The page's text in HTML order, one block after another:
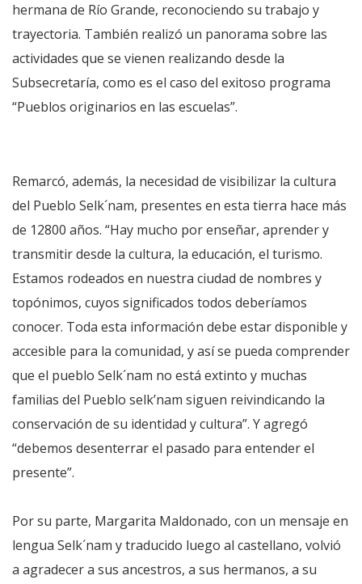
hermana de Río Grande, reconociendo su trabajo y
trayectoria. También realizó un panorama sobre las
actividades que se vienen realizando desde la
Subsecretaría, como es el caso del exitoso programa
“Pueblos originarios en las escuelas”.
Remarcó, además, la necesidad de visibilizar la cultura
del Pueblo Selk´nam, presentes en esta tierra hace más
de 12800 años. “Hay mucho por enseñar, aprender y
transmitir desde la cultura, la educación, el turismo.
Estamos rodeados en nuestra ciudad de nombres y
topónimos, cuyos significados todos deberíamos
conocer. Toda esta información debe estar disponible y
accesible para la comunidad, y así se pueda comprender
que el pueblo Selk´nam no está extinto y muchas
familias del Pueblo selk’nam siguen reivindicando la
conservación de su identidad y cultura”. Y agregó
“debemos desenterrar el pasado para entender el
presente”.
Por su parte, Margarita Maldonado, con un mensaje en
lengua Selk´nam y traducido luego al castellano, volvió
a agradecer a sus ancestros, a sus hermanos, a su